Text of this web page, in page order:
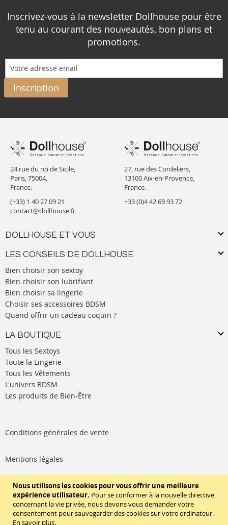
Nous utilisons les cookies pour vous offrir une meilleure
expérience utilisateur. Pour se conformer à la nouvelle directive
concernant la vie privée, nous devons vous demander votre
consentement pour sauvegarder des cookies sur votre ordinateur.
En savoir plus.
Inscrivez-vous à la newsletter Dollhouse pour être
tenu au courant des nouveautés, bon plans et
promotions.
Inscription
24 rue du roi de Sicile,
Paris, 75004,
France.
(+33) 1 40 27 09 21
contact@dollhouse.fr
DOLLHOUSE ET VOUS
LES CONSEILS DE DOLLHOUSE
Bien choisir son sextoy
Bien choisir son lubrifiant
Bien choisir sa lingerie
Choisir ses accessoires BDSM
Quand offrir un cadeau coquin ?
LA BOUTIQUE
Tous les Sextoys
Toute la Lingerie
Tous les Vêtements
L'univers BDSM
Les produits de Bien-Être
27, rue des Cordeliers,
13100 Aix-en-Provence,
France.
+33 (0)4 42 69 93 72
Conditions générales de vente
Mentions légales
Politique de cookies
SUIVEZ-NOUS